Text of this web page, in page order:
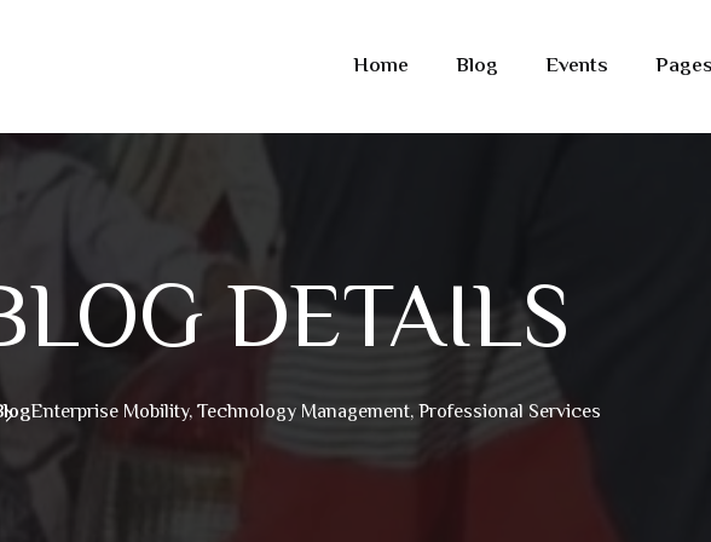
Home Blog Events Pages
DETAILS
Enterprise Mobility, Technology Management, Professional Services